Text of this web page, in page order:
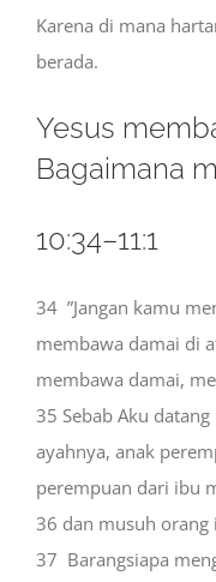
Karena di mana
berada.
Yesus
Bagaimana
10:34–11:1
34 ”Jangan kamu
membawa damai di
membawa damai,
35 Sebab Aku
ayahnya, anak
perempuan dari ibu
36 dan musuh orang
37 Barangsiapa